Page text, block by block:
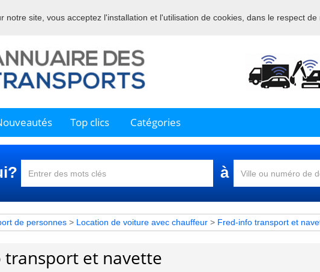
Bienvenue sur l'annuaire professionnel du transport et de la la
Top clics Catégories
à
de personnes > Location de voiture avec chauffeur > Fred-info transport et
transport et navette
notre site, vous acceptez l'installation et l'utilisation de cookies, dans le respect